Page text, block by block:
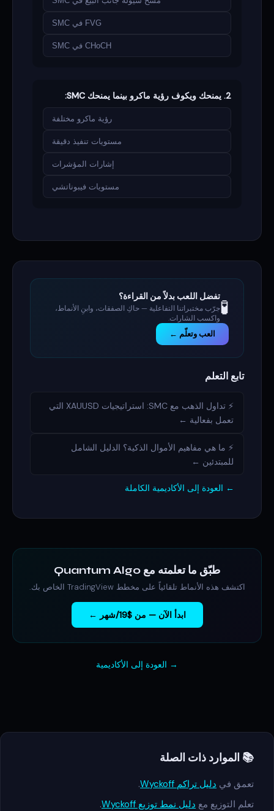
FVG في SMC
CHoCH في SMC
2. يمنحك ويكوف رؤية ماكرو بينما يمنحك SMC:
رؤية ماكرو مختلفة
مستويات تنفيذ دقيقة
إشارات المؤشرات
مستويات فيبوناتشي
🧪تفضل اللعب بدلاً من القراءة؟
جرّب مختبراتنا التفاعلية — حاكِ الصفقات، وابنِ الأنماط،
واكسب الشارات.
العب وتعلّم ←
تابع التعلم
⚡ تداول الذهب مع SMC: استراتيجيات XAUUSD التي
تعمل بفعالية ←
⚡ ما هي مفاهيم الأموال الذكية؟ الدليل الشامل
للمبتدئين ←
← العودة إلى الأكاديمية الكاملة
طبّق ما تعلمته مع Quantum Algo
اكتشف هذه الأنماط تلقائياً على مخطط TradingView الخاص بك.
ابدأ الآن — من $19/شهر ←
→ العودة إلى الأكاديمية
📚 الموارد ذات الصلة
تعمق في دليل تراكم Wyckoff
.
تعلم التوزيع مع دليل نمط توزيع Wyckoff .